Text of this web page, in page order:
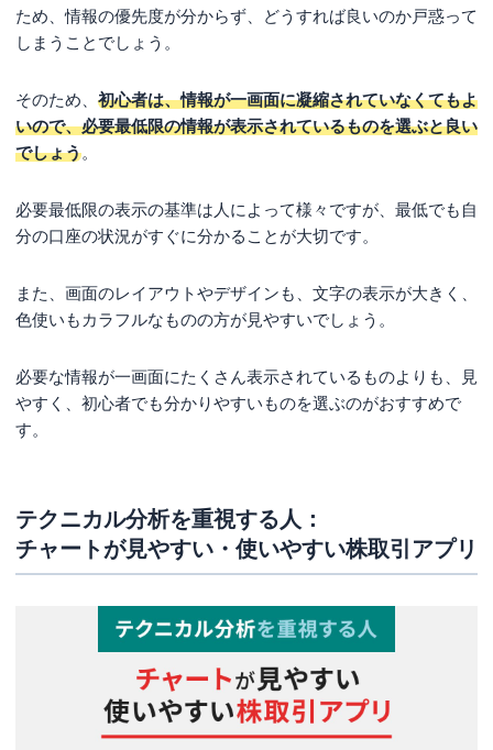
ため、情報の優先度が分からず、どうすれば良いのか戸惑って
しまうことでしょう。
そのため、 初心者は、情報が一画面に凝縮されていなくてもよ
いので、必要最低限の情報が表示されているものを選ぶと良い
でしょう。
必要最低限の表示の基準は人によって様々ですが、最低でも自
分の口座の状況がすぐに分かることが大切です。
また、画面のレイアウトやデザインも、文字の表示が大きく、
色使いもカラフルなものの方が見やすいでしょう。
必要な情報が一画面にたくさん表示されているものよりも、見
やすく、初心者でも分かりやすいものを選ぶのがおすすめで
す。
テクニカル分析を重視する人：
チャートが見やすい・使いやすい株取引アプリ